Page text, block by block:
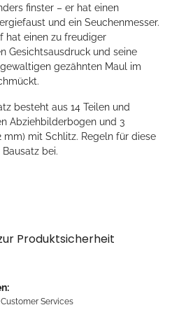
finster – er hat einen
und ein Seuchenmesser.
hat einen zu freudiger
Gesichtsausdruck und seine
gezähnten Maul im
besteht aus 14 Teilen und
Abziehbilderbogen und 3
mm) mit Schlitz. Regeln für diese
bei.
Produktsicherheit
Services